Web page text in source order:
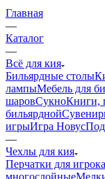
Главная
—
Каталог
—
Всё для кия
Бильярдные столы
лампыМебель для
шаровСукноКниги,
бильярдной
игрыИгра Новус
—
Чехлы для кия
Перчатки для игрока
многослойные